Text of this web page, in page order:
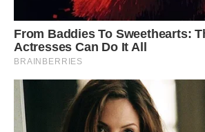
З Володимиром я познайомилася в
Був він тоді красень, веселун. Вечорами
багаття. Володя брав в руки гітару,
дівчата буквально танули. “Володя,
цікаве…» – навперебій просили вони,
Володю закоханими очима. Тоді-то я і
хлопець буде моїм!”